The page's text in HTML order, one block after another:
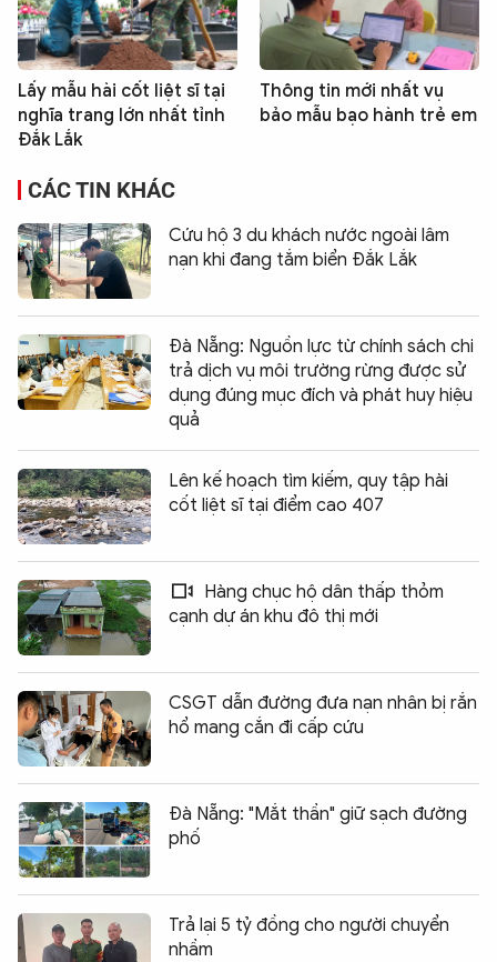
Lấy mẫu hài cốt liệt sĩ tại
nghĩa trang lớn nhất tỉnh
Đắk Lắk
Thông tin mới nhất vụ
bảo mẫu bạo hành trẻ em
CÁC TIN KHÁC
Cứu hộ 3 du khách nước ngoài lâm
nạn khi đang tắm biển Đắk Lắk
Đà Nẵng: Nguồn lực từ chính sách chi
trả dịch vụ môi trường rừng được sử
dụng đúng mục đích và phát huy hiệu
quả
Lên kế hoạch tìm kiếm, quy tập hài
cốt liệt sĩ tại điểm cao 407
Hàng chục hộ dân thấp thỏm
cạnh dự án khu đô thị mới
CSGT dẫn đường đưa nạn nhân bị rắn
hổ mang cắn đi cấp cứu
Đà Nẵng: "Mắt thần" giữ sạch đường
phố
Trả lại 5 tỷ đồng cho người chuyển
nhầm